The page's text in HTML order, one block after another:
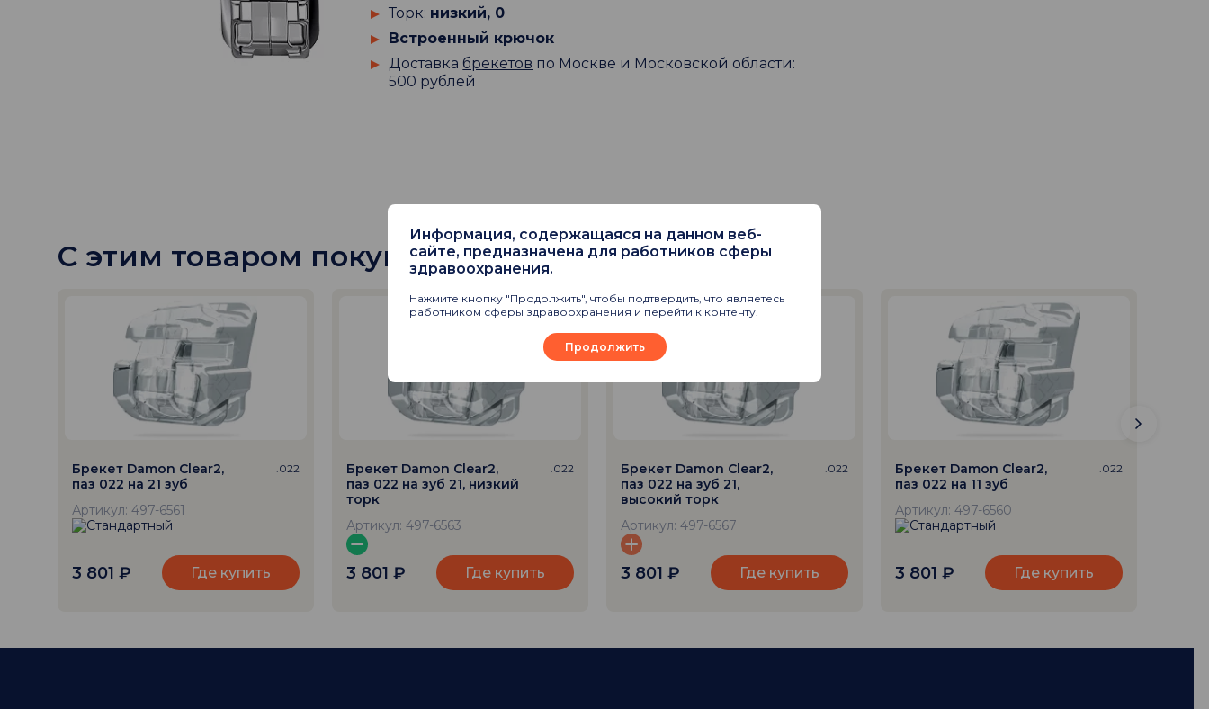
Торк: низкий, 0
Встроенный крючок
Доставка брекетов по Москве и Московской области:
500 рублей
С этим товаром покупают
Брекет Damon Clear2,
паз 022 на 21 зуб
.022
Артикул: 497-6561
3 801 ₽ Где купить
Брекет Damon Clear2,
паз 022 на зуб 21, низкий
торк
.022
Артикул: 497-6563
3 801 ₽ Где купить
Брекет Damon Clear2,
паз 022 на зуб 21,
высокий торк
.022
Артикул: 497-6567
3 801 ₽ Где купить
Брекет Damon Clear2,
паз 022 на 11 зуб
.022
Артикул: 497-6560
3 801 ₽ Где купить
Информация, содержащаяся на данном веб-
сайте, предназначена для работников сферы
здравоохранения.
Нажмите кнопку "Продолжить", чтобы подтвердить, что являетесь
работником сферы здравоохранения и перейти к контенту.
Продолжить